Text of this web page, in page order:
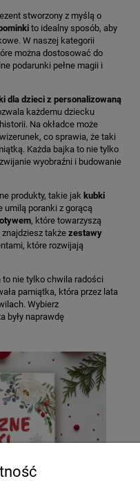
stworzony z myślą o
to idealny sposób, aby
W naszej kategorii
można dostosować do
podarunki pełne magii i
dla dzieci z personalizowaną
każdemu dziecku
Na okładce może
co sprawia, że taki
Każda bajka to nie tylko
wyobraźni i budowanie
produkty, takie jak kubki
umilą poranki z gorącą
, które towarzyszą
także zestawy
które rozwijają
to nie tylko chwila radości
pamiątka, która przez lata
Wybierz
były naprawdę